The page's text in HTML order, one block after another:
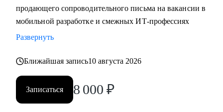
• Составить резюме и сопроводительное письма,
подготовиться к собеседованию и разобрать тестовые
задания
близких к реальным
• Изучить основные инструменты или углубить знания в
мобильной работке под iOS
• Разобраться с разными подходами к разработке
продающего сопроводительного письма на вакансии в
мобильной разработке и смежных ИТ-профессиях
Развернуть
Ближайшая запись10 августа 2026
Записаться 8 000 ₽